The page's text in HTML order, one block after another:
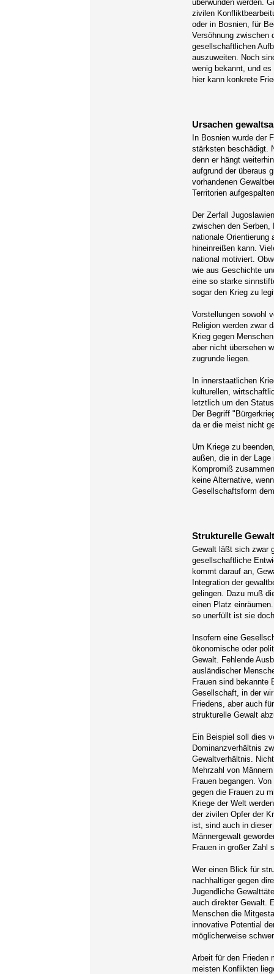
überwunden werden.
zivilen
oder in Bosnien, für
Versöhnung zwischen
gesellschaftlichen
auszuweiten. Noch
wenig bekannt, und
hier kann konkrete
Ursachen
In Bosnien wurde der
stärksten beschädigt.
denn er hängt
aufgrund der überaus
vorhandenen
Territorien
Der Zerfall
zwischen den
nationale Orientierung
hineinreißen kann.
national motiviert.
wie aus Geschichte
eine so starke
sogar den Krieg zu
Vorstellungen sowohl
Religion werden zwar
Krieg gegen
aber nicht übersehen
zugrunde liegen.
In innerstaatlichen
kulturellen,
letztlich um den
Der Begriff
da er die meist nicht
Um Kriege zu
außen, die in der
Kompromiß
keine Alternative,
Gesellschaftsform
Strukturelle
Gewalt läßt sich zwar
gesellschaftliche
kommt darauf an,
Integration der
gelingen. Dazu muß
einen Platz
so unerfüllt ist sie
Insofern eine
ökonomische oder
Gewalt. Fehlende
ausländischer
Frauen sind bekannte
Gesellschaft, in der
Friedens, aber auch
strukturelle Gewalt
Ein Beispiel soll dies
Dominanzverhältnis
Gewaltverhältnis.
Mehrzahl von
Frauen begangen.
gegen die Frauen zu
Kriege der Welt
der zivilen Opfer der
ist, sind auch in
Männergewalt
Frauen in großer Zahl
Wer einen Blick für
nachhaltiger gegen
Jugendliche
auch direkter Gewalt.
Menschen die
innovative Potential
möglicherweise
Arbeit für den Frieden
meisten Konflikten